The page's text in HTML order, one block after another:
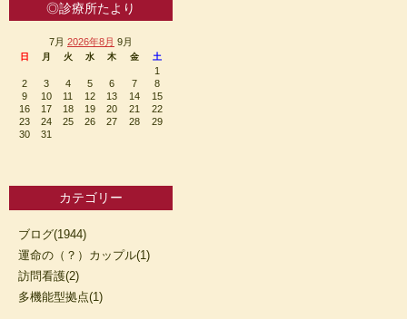
◎診療所たより
7月 2026年8月 9月
日 月 火 水 木 金 土
1
2
3 4 5 6 7
8
9
10 11 12 13 14
15
16
17 18 19 20 21
22
23
24 25 26 27 28
29
30
31
カテゴリー
ブログ(1944)
運命の（？）カップル(1)
訪問看護(2)
多機能型拠点(1)